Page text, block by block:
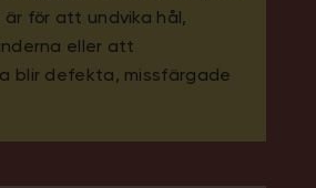
är för att undvika hål,
eller att
blir defekta, missfärgade